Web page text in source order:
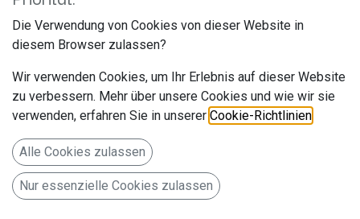
Hersteller: Pioneer
Artikelnummer: TS-Z65F
Hanns-Martin-Schleyer-Str. 35
Willich NW 47877 www.pioneer-car.eu/de/de/
17cm 2-Wege Koaxial-Lautsprecher (330 W max. / 110W
RMS )
Die Verwendung von Cookies von dieser Website in
diesem Browser zulassen?
Wir verwenden Cookies, um Ihr Erlebnis auf dieser Website
zu verbessern. Mehr über unsere Cookies und wie wir sie
verwenden, erfahren Sie in unserer Cookie-Richtlinien
Alle Cookies zulassen
Nur essenzielle Cookies zulassen